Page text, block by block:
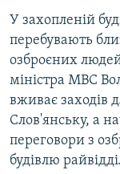
У захопленій
перебувають
озброєних
міністра МВС
вживає заходів
Слов'янську, а
переговори з
будівлю